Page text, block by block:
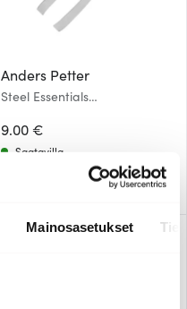
Mainosasetukset
Anders Petter
Steel Essentials
Teräs
9.00 €
Saatavilla